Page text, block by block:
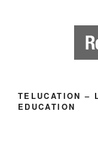
TELUCATION –
EDUCATION